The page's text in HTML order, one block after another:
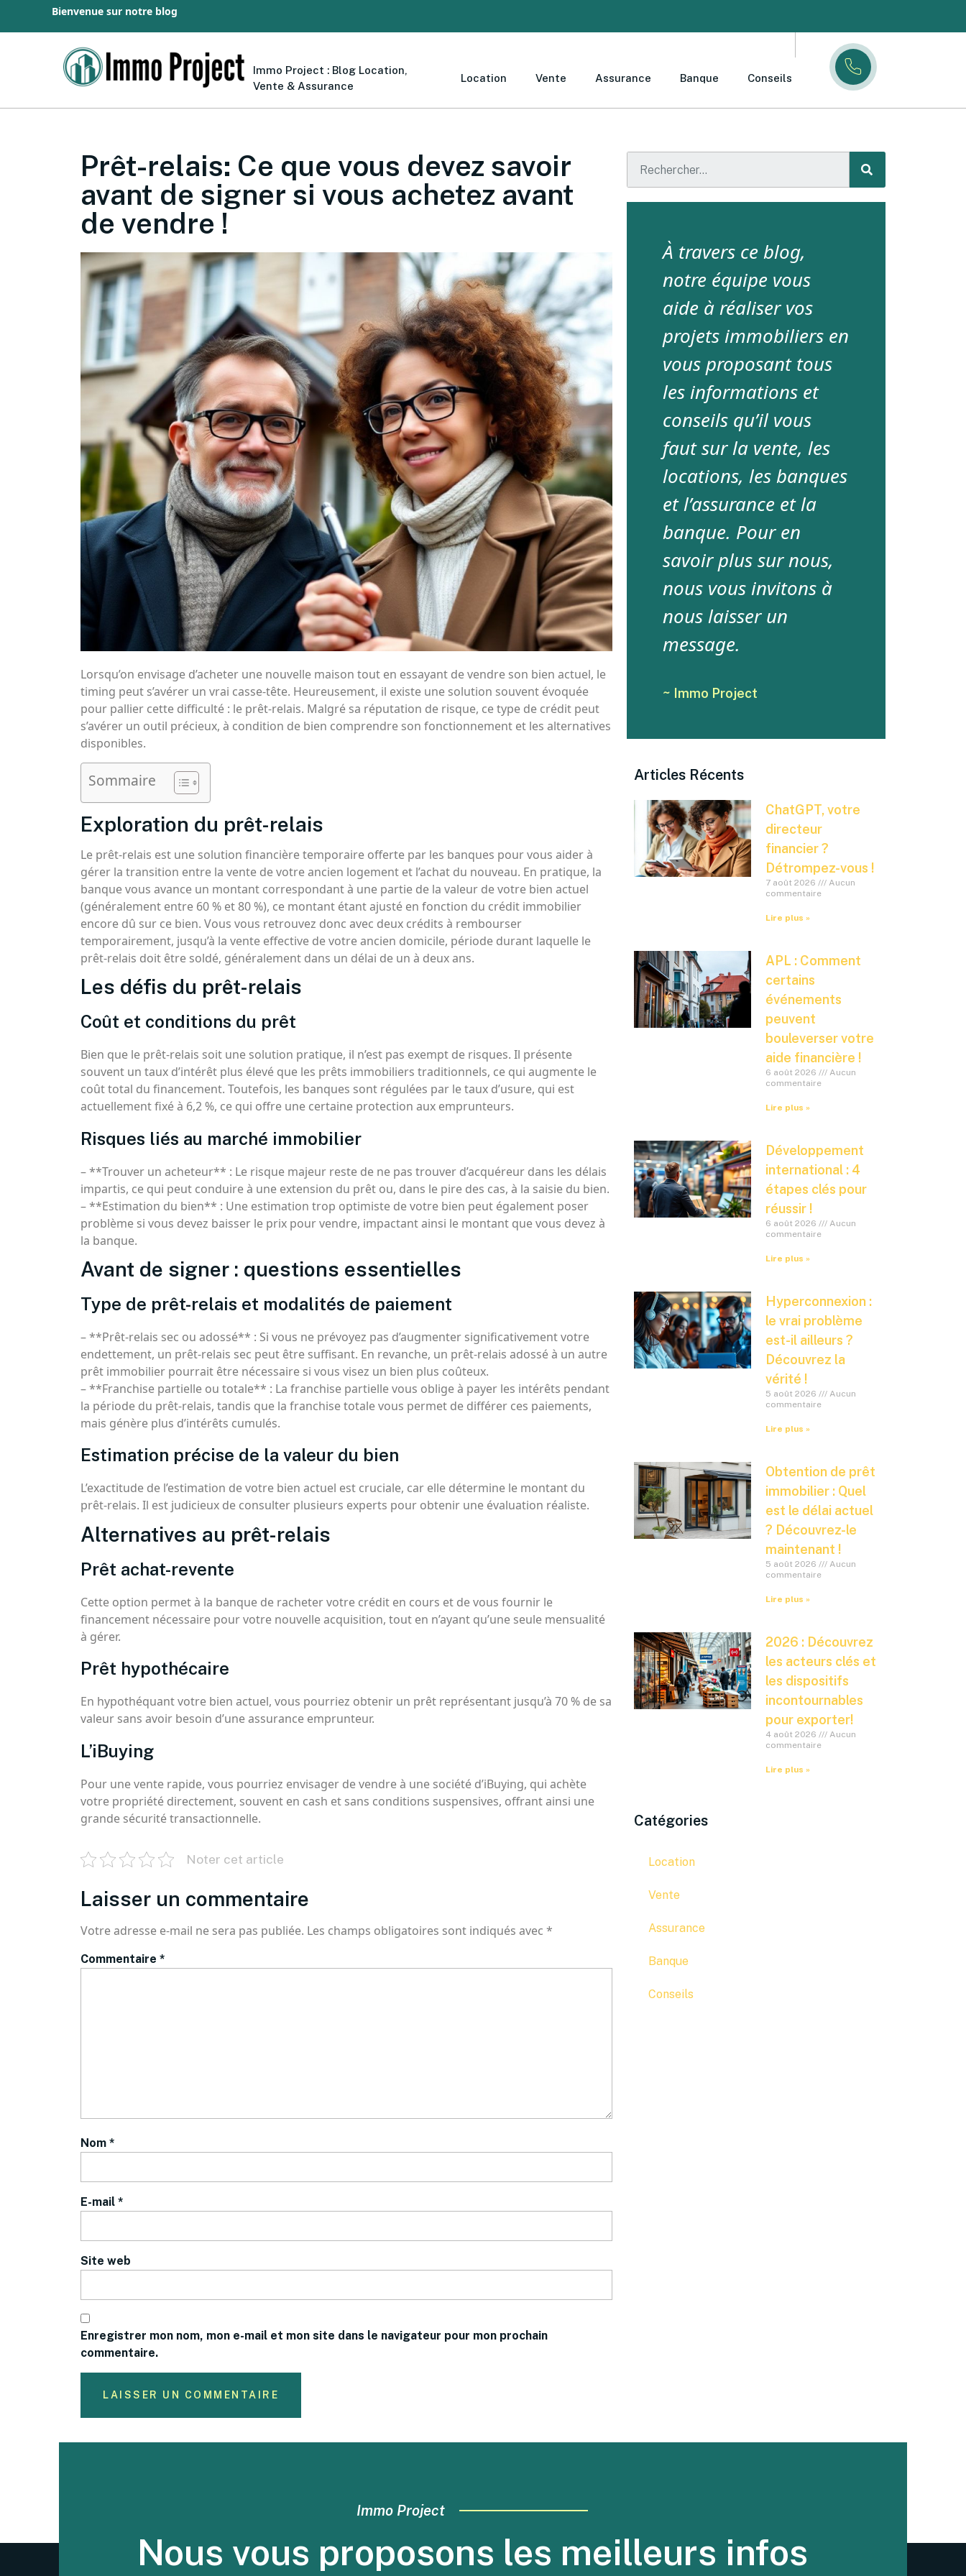
Bienvenue sur notre blog
Immo Project : Blog Location,
Vente & Assurance
Location Vente Assurance Banque Conseils
Prêt-relais: Ce que vous devez savoir
avant de signer si vous achetez avant
de vendre !
Lorsqu’on envisage d’acheter une nouvelle maison tout en essayant de vendre son bien actuel, le
timing peut s’avérer un vrai casse-tête. Heureusement, il existe une solution souvent évoquée
pour pallier cette difficulté : le prêt-relais. Malgré sa réputation de risque, ce type de crédit peut
s’avérer un outil précieux, à condition de bien comprendre son fonctionnement et les alternatives
disponibles.
Sommaire
Exploration du prêt-relais
Le prêt-relais est une solution financière temporaire offerte par les banques pour vous aider à
gérer la transition entre la vente de votre ancien logement et l’achat du nouveau. En pratique, la
banque vous avance un montant correspondant à une partie de la valeur de votre bien actuel
(généralement entre 60 % et 80 %), ce montant étant ajusté en fonction du crédit immobilier
encore dû sur ce bien. Vous vous retrouvez donc avec deux crédits à rembourser
temporairement, jusqu’à la vente effective de votre ancien domicile, période durant laquelle le
prêt-relais doit être soldé, généralement dans un délai de un à deux ans.
Les défis du prêt-relais
Coût et conditions du prêt
Bien que le prêt-relais soit une solution pratique, il n’est pas exempt de risques. Il présente
souvent un taux d’intérêt plus élevé que les prêts immobiliers traditionnels, ce qui augmente le
coût total du financement. Toutefois, les banques sont régulées par le taux d’usure, qui est
actuellement fixé à 6,2 %, ce qui offre une certaine protection aux emprunteurs.
Risques liés au marché immobilier
– **Trouver un acheteur** : Le risque majeur reste de ne pas trouver d’acquéreur dans les délais
impartis, ce qui peut conduire à une extension du prêt ou, dans le pire des cas, à la saisie du bien.
– **Estimation du bien** : Une estimation trop optimiste de votre bien peut également poser
problème si vous devez baisser le prix pour vendre, impactant ainsi le montant que vous devez à
la banque.
Avant de signer : questions essentielles
Type de prêt-relais et modalités de paiement
– **Prêt-relais sec ou adossé** : Si vous ne prévoyez pas d’augmenter significativement votre
endettement, un prêt-relais sec peut être suffisant. En revanche, un prêt-relais adossé à un autre
prêt immobilier pourrait être nécessaire si vous visez un bien plus coûteux.
– **Franchise partielle ou totale** : La franchise partielle vous oblige à payer les intérêts pendant
la période du prêt-relais, tandis que la franchise totale vous permet de différer ces paiements,
mais génère plus d’intérêts cumulés.
Estimation précise de la valeur du bien
L’exactitude de l’estimation de votre bien actuel est cruciale, car elle détermine le montant du
prêt-relais. Il est judicieux de consulter plusieurs experts pour obtenir une évaluation réaliste.
Alternatives au prêt-relais
Prêt achat-revente
Cette option permet à la banque de racheter votre crédit en cours et de vous fournir le
financement nécessaire pour votre nouvelle acquisition, tout en n’ayant qu’une seule mensualité
à gérer.
Prêt hypothécaire
En hypothéquant votre bien actuel, vous pourriez obtenir un prêt représentant jusqu’à 70 % de sa
valeur sans avoir besoin d’une assurance emprunteur.
L’iBuying
Pour une vente rapide, vous pourriez envisager de vendre à une société d’iBuying, qui achète
votre propriété directement, souvent en cash et sans conditions suspensives, offrant ainsi une
grande sécurité transactionnelle.
Noter cet article
Laisser un commentaire
Votre adresse e-mail ne sera pas publiée. Les champs obligatoires sont indiqués avec *
Commentaire *
Nom *
E-mail *
Site web
Enregistrer mon nom, mon e-mail et mon site dans le navigateur pour mon prochain
commentaire.
À travers ce blog,
notre équipe vous
aide à réaliser vos
projets immobiliers en
vous proposant tous
les informations et
conseils qu’il vous
faut sur la vente, les
locations, les banques
et l’assurance et la
banque. Pour en
savoir plus sur nous,
nous vous invitons à
nous laisser un
message.
~ Immo Project
Articles Récents
ChatGPT, votre
directeur
financier ?
Détrompez-vous !
7 août 2026
Aucun
commentaire
Lire plus »
APL : Comment
certains
événements
peuvent
bouleverser votre
aide financière !
6 août 2026
Aucun
commentaire
Lire plus »
Développement
international : 4
étapes clés pour
réussir !
6 août 2026
Aucun
commentaire
Lire plus »
Hyperconnexion :
le vrai problème
est-il ailleurs ?
Découvrez la
vérité !
5 août 2026
Aucun
commentaire
Lire plus »
Obtention de prêt
immobilier : Quel
est le délai actuel
? Découvrez-le
maintenant !
5 août 2026
Aucun
commentaire
Lire plus »
2026 : Découvrez
les acteurs clés et
les dispositifs
incontournables
pour exporter!
4 août 2026
Aucun
commentaire
Lire plus »
Catégories
Location
Vente
Assurance
Banque
Conseils
Immo Project
Nous vous proposons les meilleurs infos